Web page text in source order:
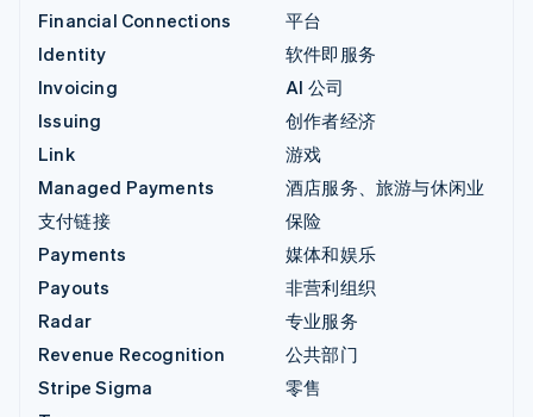
Financial Connections
Identity
Invoicing
Issuing
Link
Managed Payments
支付链接
Payments
Payouts
Radar
Revenue Recognition
Stripe Sigma
平台
软件即服务
AI 公司
创作者经济
游戏
酒店服务、旅游与休闲业
保险
媒体和娱乐
非营利组织
专业服务
公共部门
零售